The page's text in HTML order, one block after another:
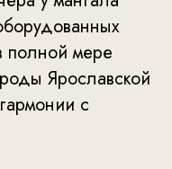
полной мере
Ярославской
с